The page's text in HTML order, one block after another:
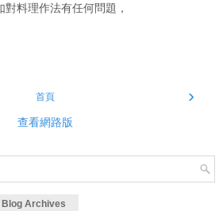
料理作法有任何問題，
›
首頁
查看網路版
Blog Archives